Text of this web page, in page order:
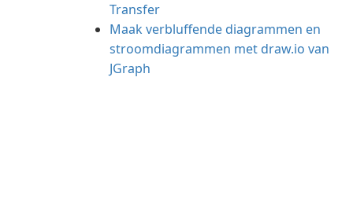
Transfer
Maak verbluffende diagrammen en
stroomdiagrammen met draw.io van
JGraph